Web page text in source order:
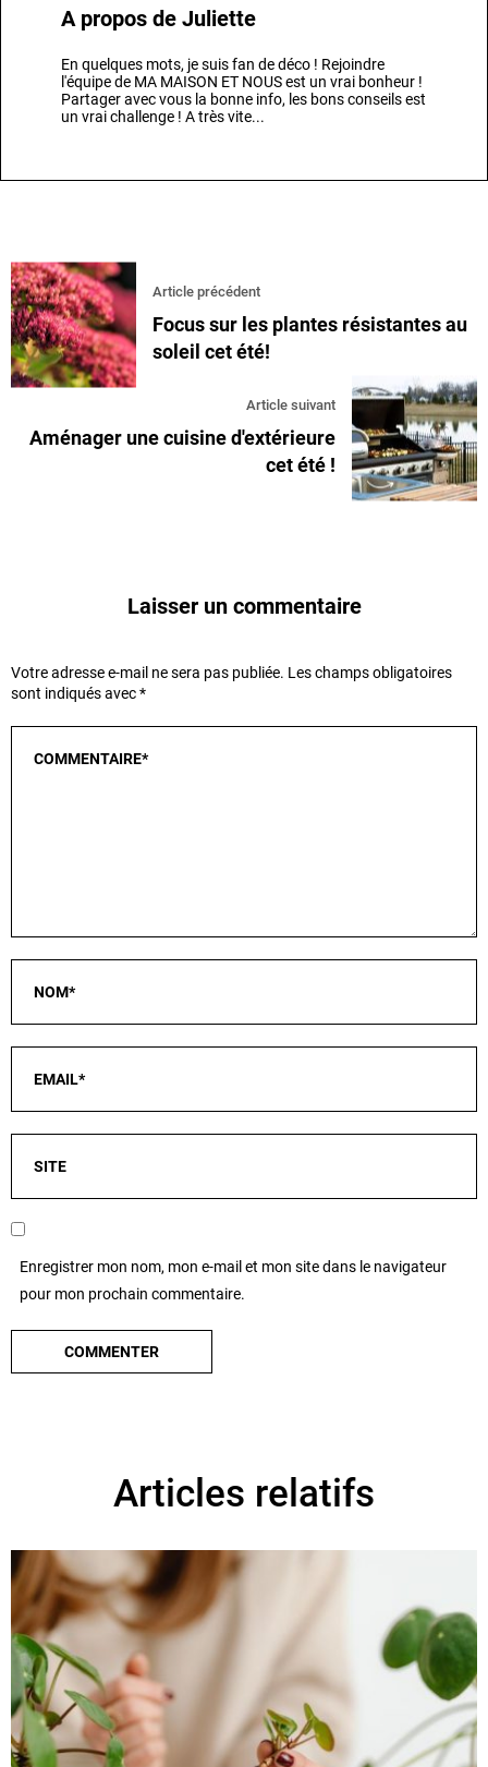
A propos de Juliette
En quelques mots, je suis fan de déco ! Rejoindre
l'équipe de MA MAISON ET NOUS est un vrai bonheur !
Partager avec vous la bonne info, les bons conseils est
un vrai challenge ! A très vite...
Article précédent
Focus sur les plantes résistantes au
soleil cet été!
Article suivant
Aménager une cuisine d'extérieure
cet été !
Laisser un commentaire
Votre adresse e-mail ne sera pas publiée. Les champs obligatoires
sont indiqués avec*
Enregistrer mon nom, mon e-mail et mon site dans le navigateur
pour mon prochain commentaire.
Articles relatifs